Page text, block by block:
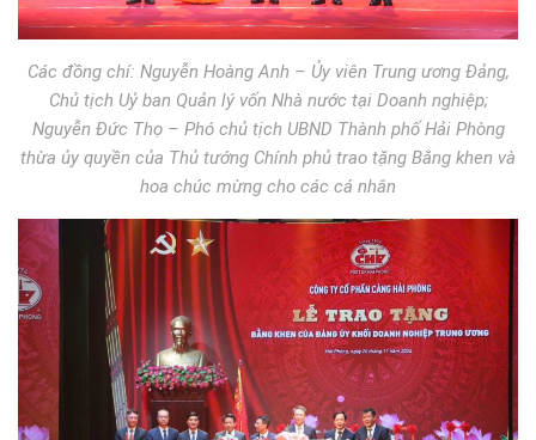
Các đồng chí: Nguyễn Hoàng Anh – Ủy viên Trung ương Đảng,
Chủ tịch Uỷ ban Quản lý vốn Nhà nước tại Doanh nghiệp;
Nguyễn Đức Thọ – Phó chủ tịch UBND Thành phố Hải Phòng
thừa ủy quyền của Thủ tướng Chính phủ trao tặng Bằng khen và
hoa chúc mừng cho các cá nhân